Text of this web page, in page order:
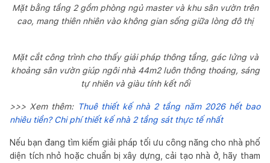
Mặt bằng tầng 2 gồm phòng ngủ master và khu sân vườn trên
cao, mang thiên nhiên vào không gian sống giữa lòng đô thị
Mặt cắt công trình cho thấy giải pháp thông tầng, gác lửng và
khoảng sân vườn giúp ngôi nhà 44m2 luôn thông thoáng, sáng
tự nhiên và giàu tính kết nối
>>> Xem thêm: Thuê thiết kế nhà 2 tầng năm 2026 hết bao
nhiêu tiền? Chi phí thiết kế nhà 2 tầng sát thực tế nhất
Nếu bạn đang tìm kiếm giải pháp tối ưu công năng cho nhà phố
diện tích nhỏ hoặc chuẩn bị xây dựng, cải tạo nhà ở, hãy tham